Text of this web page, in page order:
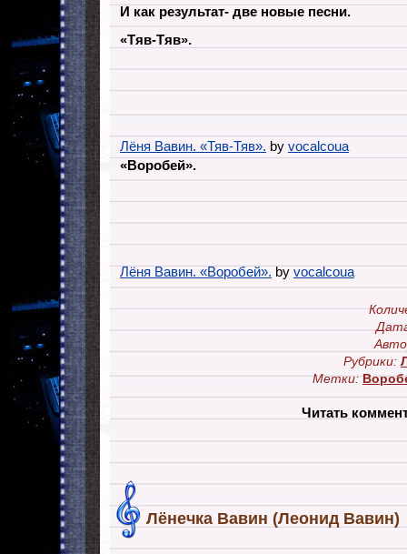
И как результат- две новые песни.
«Тяв-Тяв».
Лёня Вавин. «Тяв-Тяв». by vocalcoua
«Воробей».
Лёня Вавин. «Воробей».byvocalcoua
Рубрики:
Метки:
Читать
Лёнечка Вавин (Леонид Вавин)